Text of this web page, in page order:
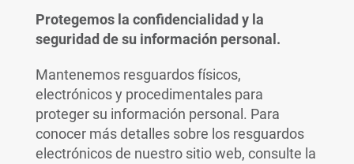
Protegemos la confidencialidad y la
seguridad de su información personal.
Mantenemos resguardos físicos,
electrónicos y procedimentales para
proteger su información personal. Para
conocer más detalles sobre los resguardos
electrónicos de nuestro sitio web, consulte la